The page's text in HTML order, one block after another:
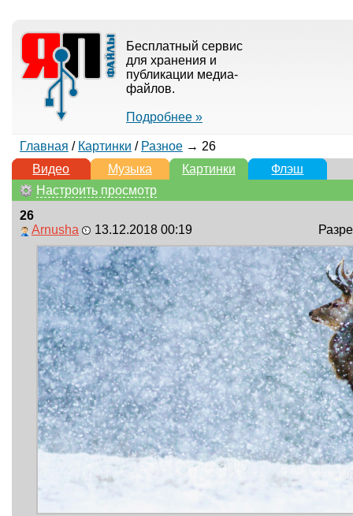
Бесплатный сервис
для хранения и
публикации медиа-
файлов.
Подробнее »
Главная / Картинки / Разное→ 26
Видео
Музыка Картинки
Флэш
Настроить просмотр
26
Arnusha
13.12.2018 00:19